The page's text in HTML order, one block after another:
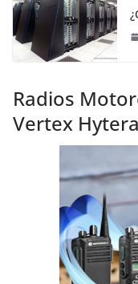
Radios
Vertex Hytera